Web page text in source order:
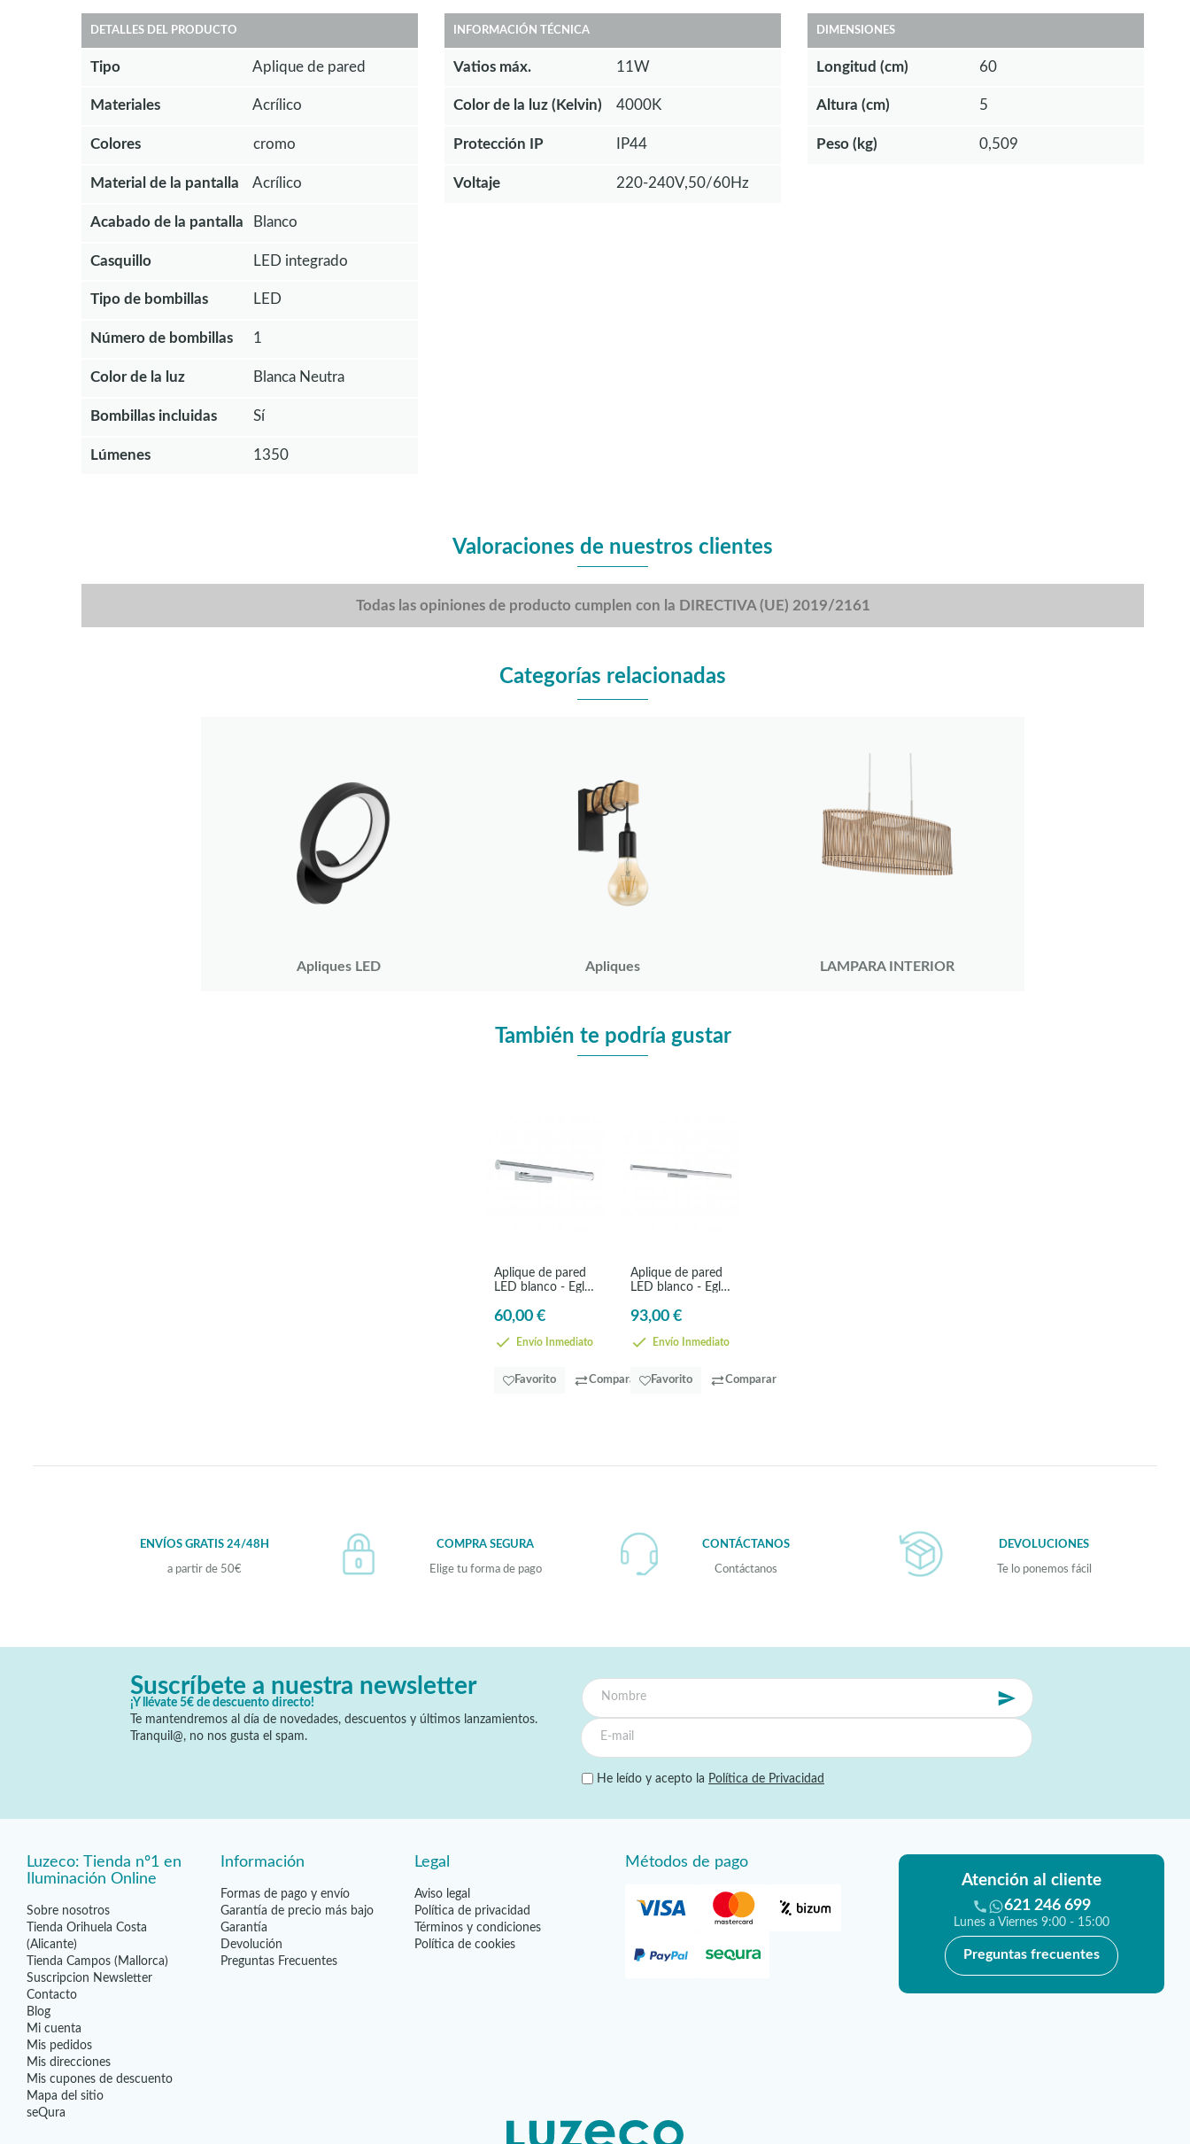
DETALLES DEL PRODUCTO
Tipo Aplique de pared
Materiales Acrílico
Colores cromo
Material de la pantalla Acrílico
Acabado de la pantalla Blanco
Casquillo LED integrado
Tipo de bombillas LED
Número de bombillas 1
Color de la luz Blanca Neutra
Bombillas incluidas Sí
Lúmenes 1350
INFORMACIÓN TÉCNICA
Vatios máx. 11W
Color de la luz (Kelvin) 4000K
Protección IP IP44
Voltaje 220-240V,50/60Hz
DIMENSIONES
Longitud (cm) 60
Altura (cm) 5
Peso (kg) 0,509
Valoraciones de nuestros clientes
Todas las opiniones de producto cumplen con la DIRECTIVA (UE) 2019/2161
Categorías relacionadas
Apliques LED Apliques LAMPARA INTERIOR
También te podría gustar
Aplique de pared
LED blanco - Eglo
60,00 €
Envío Inmediato
Favorito Comparar
Aplique de pared
LED blanco - Eglo
93,00 €
Envío Inmediato
Favorito Comparar
ENVÍOS GRATIS 24/48H
a partir de 50€
COMPRA SEGURA
Elige tu forma de pago
CONTÁCTANOS
Contáctanos
DEVOLUCIONES
Te lo ponemos fácil
Suscríbete a nuestra newsletter
¡Y llévate 5€ de descuento directo!
Te mantendremos al día de novedades, descuentos y últimos lanzamientos.
Tranquil@, no nos gusta el spam.
He leído y acepto la Política de Privacidad
Luzeco: Tienda nº1 en
Iluminación Online
Sobre nosotros
Tienda Orihuela Costa
(Alicante)
Tienda Campos (Mallorca)
Suscripcion Newsletter
Contacto
Blog
Mi cuenta
Mis pedidos
Mis direcciones
Mis cupones de descuento
Mapa del sitio
seQura
Información
Formas de pago y envío
Garantía de precio más bajo
Garantía
Devolución
Preguntas Frecuentes
Legal
Aviso legal
Política de privacidad
Términos y condiciones
Política de cookies
Métodos de pago
Atención al cliente
621 246 699
Lunes a Viernes 9:00 - 15:00
Preguntas frecuentes